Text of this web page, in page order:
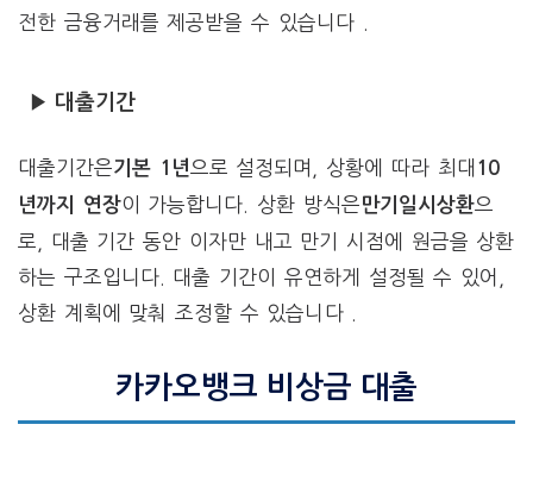
전한 금융거래를 제공받을 수 있습니다 .
▶ 대출기간
대출기간은기본 1년 으로 설정되며, 상황에 따라 최대 10
년까지 연장이 가능합니다. 상환 방식은만기일시상환으
로, 대출 기간 동안 이자만 내고 만기 시점에 원금을 상환
하는 구조입니다. 대출 기간이 유연하게 설정될 수 있어,
상환 계획에 맞춰 조정할 수 있습니다 .
카카오뱅크 비상금 대출